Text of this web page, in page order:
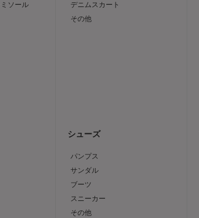
ソール
デニムスカート
その他
シューズ
パンプス
サンダル
ブーツ
スニーカー
その他